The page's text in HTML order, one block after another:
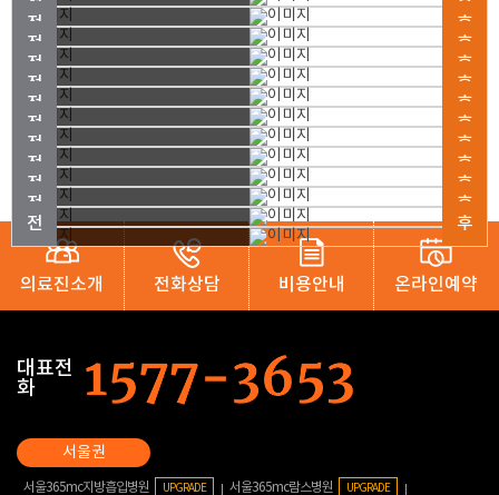
의료진소개 전화상담 비용안내 온라인예약
대표전
화
서울365mc지방흡입병원 UPGRADE 서울365mc람스병원 UPGRADE